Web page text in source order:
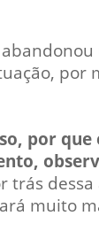
por
por que
trás
muito